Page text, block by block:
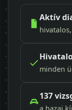
Aktív
minden
137